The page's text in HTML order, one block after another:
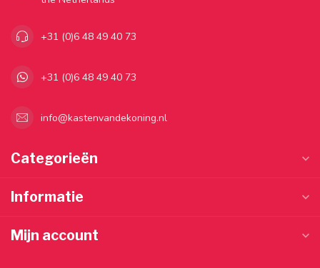
+31 (0)6 48 49 40 73
+31 (0)6 48 49 40 73
info@kastenvandekoning.nl
Categorieën
Informatie
Mijn account